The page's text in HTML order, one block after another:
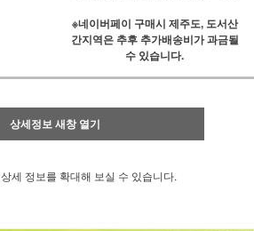
※네이버페이 구매시 제주도, 도서산
간지역은 추후 추가배송비가 과금될
수 있습니다.
상세정보 새창 열기
상세 정보를 확대해 보실 수 있습니다.